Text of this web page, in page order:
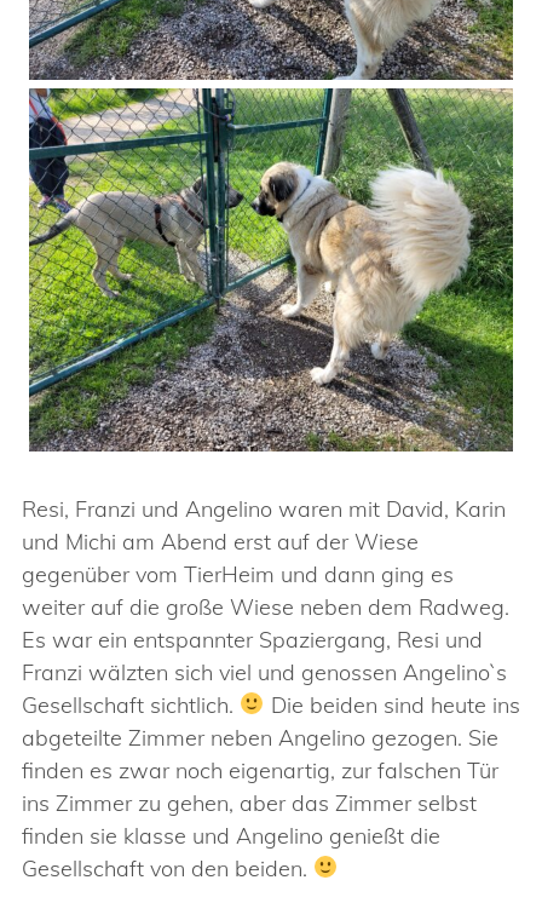
Resi, Franzi und Angelino waren mit David, Karin
und Michi am Abend erst auf der Wiese
gegenüber vom TierHeim und dann ging es
weiter auf die große Wiese neben dem Radweg.
Es war ein entspannter Spaziergang, Resi und
Franzi wälzten sich viel und genossen Angelino`s
Gesellschaft sichtlich.
Die beiden sind heute ins
abgeteilte Zimmer neben Angelino gezogen. Sie
finden es zwar noch eigenartig, zur falschen Tür
ins Zimmer zu gehen, aber das Zimmer selbst
finden sie klasse und Angelino genießt die
Gesellschaft von den beiden.